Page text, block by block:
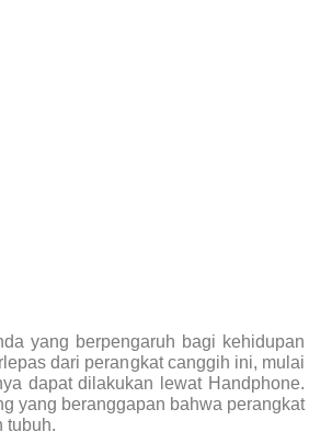
yang berpengaruh bagi kehidupan
dari perangkat canggih ini, mulai
dapat dilakukan lewat Handphone.
yang beranggapan bahwa perangkat
tubuh.